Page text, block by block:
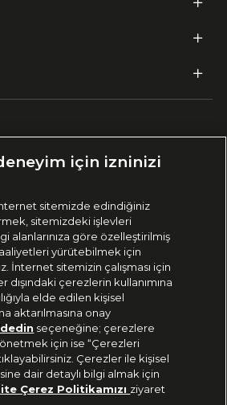
Edin
için izninizi
sitemizde edindiğiniz
sitemizdeki işlevleri
alanlarınıza göre özelleştirilmiş
yürütebilmek için
İnternet sitemizin çalışması için
dışındaki çerezlerin kullanımına
elde edilen kişisel
aktarılmasına onay
seçeneğine; çerezlere
için ise “Çerezleri
Çerezler ile kişisel
dair detaylı bilgi almak için
Çerez Politikamızı ziyaret